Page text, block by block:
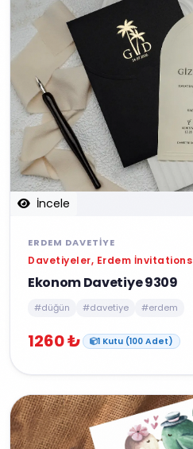
İncele
ERDEM DAVETIYE
Davetiyeler, Erdem İnvitations
Ekonom Davetiye 9309
#düğün #davetiye #erdem
1260 ₺ 1 Kutu (100 Adet)